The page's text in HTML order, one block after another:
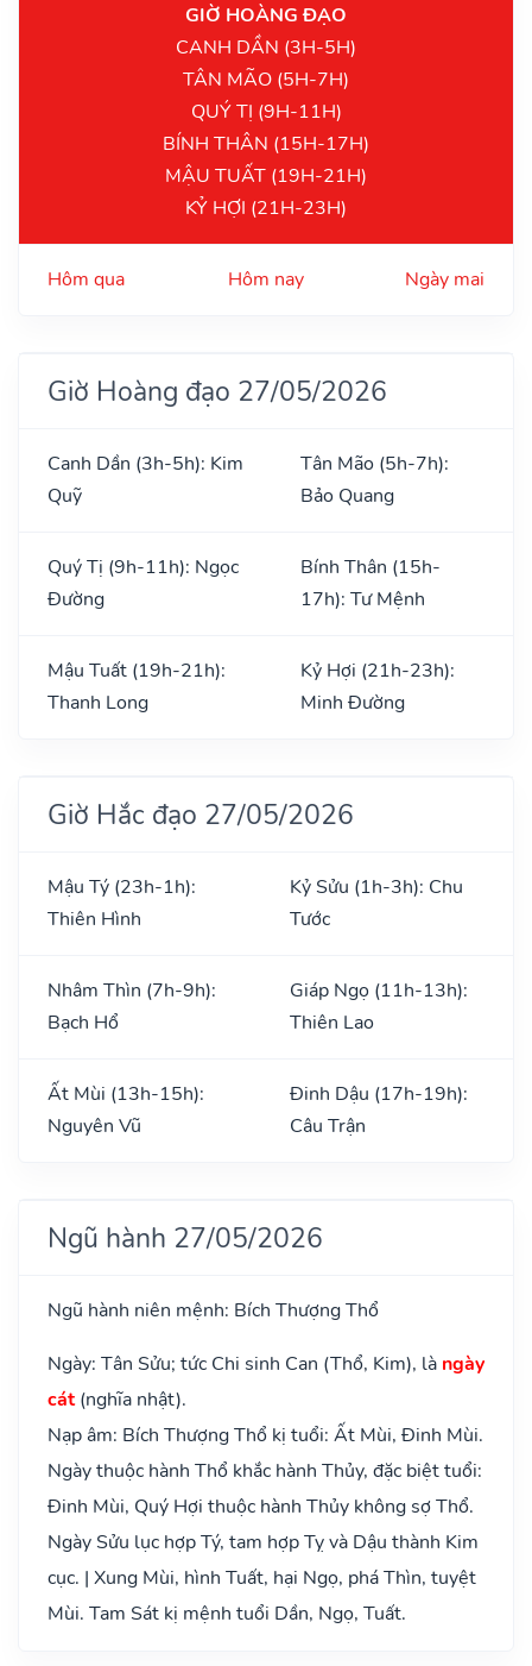
GIỜ HOÀNG ĐẠO
CANH DẦN (3H-5H)
TÂN MÃO (5H-7H)
QUÝ TỊ (9H-11H)
BÍNH THÂN (15H-17H)
MẬU TUẤT (19H-21H)
KỶ HỢI (21H-23H)
Hôm qua Hôm nay Ngày mai
Giờ Hoàng đạo 27/05/2026
Canh Dần (3h-5h): Kim
Quỹ
Tân Mão (5h-7h):
Bảo Quang
Quý Tị (9h-11h): Ngọc
Đường
Bính Thân (15h-
17h): Tư Mệnh
Mậu Tuất (19h-21h):
Thanh Long
Kỷ Hợi (21h-23h):
Minh Đường
Giờ Hắc đạo 27/05/2026
Mậu Tý (23h-1h):
Thiên Hình
Kỷ Sửu (1h-3h): Chu
Tước
Nhâm Thìn (7h-9h):
Bạch Hổ
Giáp Ngọ (11h-13h):
Thiên Lao
Ất Mùi (13h-15h):
Nguyên Vũ
Đinh Dậu (17h-19h):
Câu Trận
Ngũ hành 27/05/2026
Ngũ hành niên mệnh: Bích Thượng Thổ
Ngày: Tân Sửu; tức Chi sinh Can (Thổ, Kim), là ngày
cát(nghĩa nhật).
Nạp âm: Bích Thượng Thổ kị tuổi: Ất Mùi, Đinh Mùi.
Ngày thuộc hành Thổ khắc hành Thủy, đặc biệt tuổi:
Đinh Mùi, Quý Hợi thuộc hành Thủy không sợ Thổ.
Ngày Sửu lục hợp Tý, tam hợp Tỵ và Dậu thành Kim
cục. | Xung Mùi, hình Tuất, hại Ngọ, phá Thìn, tuyệt
Mùi. Tam Sát kị mệnh tuổi Dần, Ngọ, Tuất.